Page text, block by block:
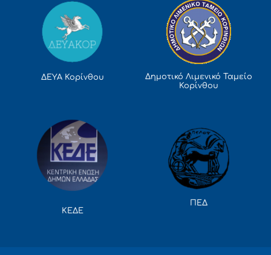
ΔΕΥΑ Κορίνθου
Δημοτικό Λιμενικό Ταμείο
Κορίνθου
ΚΕΔΕ
ΠΕΔ